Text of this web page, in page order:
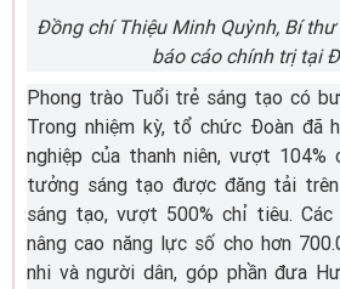
Đồng chí Thiệu Minh Quỳnh, Bí
báo cáo chính trị tại
Phong trào Tuổi trẻ sáng tạo có
Trong nhiệm kỳ, tổ chức Đoàn đã
nghiệp của thanh niên, vượt 104%
tưởng sáng tạo được đăng tải
sáng tạo, vượt 500% chỉ tiêu.
nâng cao năng lực số cho hơn
nhi và người dân, góp phần đưa